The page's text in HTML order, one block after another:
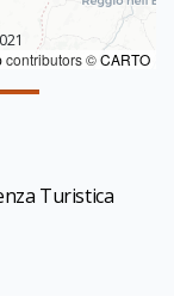
contributors ©CARTO
Turistica